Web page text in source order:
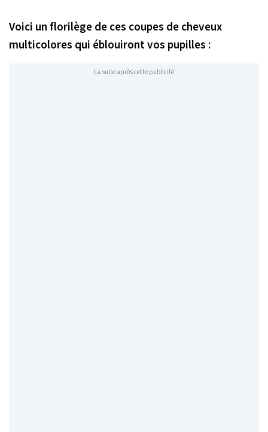
Voici un florilège de ces coupes de cheveux
multicolores qui éblouiront vos pupilles :
La suite après cette publicité